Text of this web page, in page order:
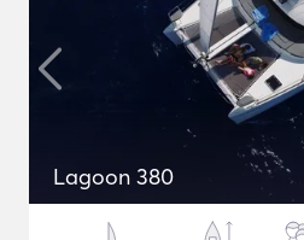
Lagoon 380